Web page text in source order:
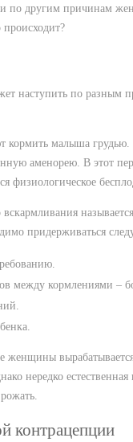
по другим причинам
происходит?
наступить по
малыша грудью.
аменорею. В этот
физиологическое
придерживаться
между кормлениями –
нередко
контрацепции